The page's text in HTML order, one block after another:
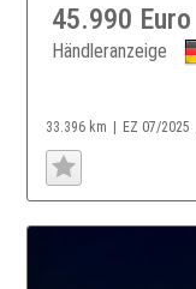
45.990 Euro
Händleranzeige
33.396 km EZ 07/2025